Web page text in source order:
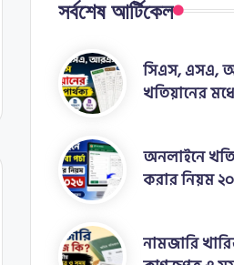
সর্বশেষ আর্টিকেল
সিএস, এসএ,
খতিয়ানের
অনলাইনে
করার নিয়ম
নামজারি